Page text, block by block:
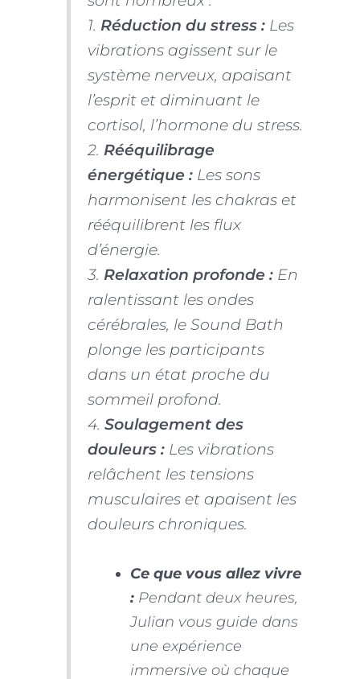
1. Réduction du stress :Les
vibrations agissent sur le
système nerveux, apaisant
l’esprit et diminuant le
cortisol, l’hormone du stress.
2. Rééquilibrage
énergétique :Les sons
harmonisent les chakras et
rééquilibrent les flux
d’énergie.
3. Relaxation profonde :En
ralentissant les ondes
cérébrales, le Sound Bath
plonge les participants
dans un état proche du
sommeil profond.
4. Soulagement des
douleurs :Les vibrations
relâchent les tensions
musculaires et apaisent les
douleurs chroniques.
Ce que vous allez vivre
:Pendant deux heures,
Julian vous guide dans
une expérience
immersive où chaque